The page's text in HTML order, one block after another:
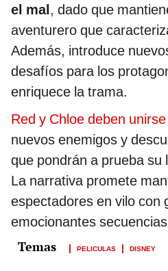
el mal, dado que
aventurero que
Además, introduce
desafíos para los
enriquece la trama.
Red y Chloe deben
nuevos enemigos y
que pondrán a prueba su
La narrativa promete
espectadores en vilo con
emocionantes
PELICULAS DISNEY